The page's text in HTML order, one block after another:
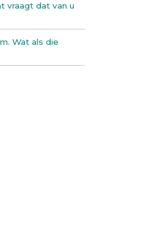
vraagt dat van u
Wat als die